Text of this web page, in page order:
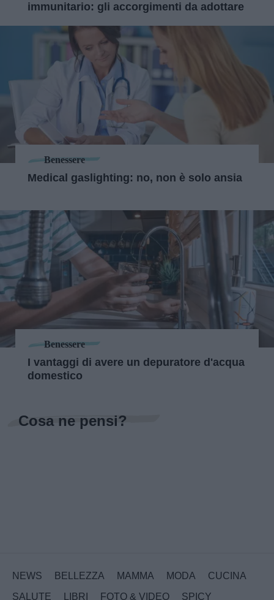
immunitario: gli accorgimenti da adottare
Benessere
Medical gaslighting: no, non è solo ansia
Benessere
I vantaggi di avere un depuratore d'acqua
domestico
Cosa ne pensi?
NEWS BELLEZZA MAMMA MODA
CUCINA
SALUTE
LIBRI FOTO & VIDEO SPICY